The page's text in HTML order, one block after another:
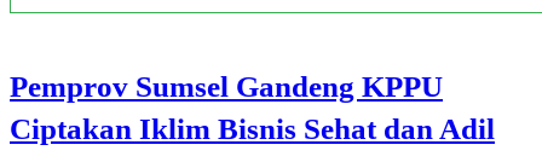
Pemprov Sumsel Gandeng KPPU
Ciptakan Iklim Bisnis Sehat dan Adil